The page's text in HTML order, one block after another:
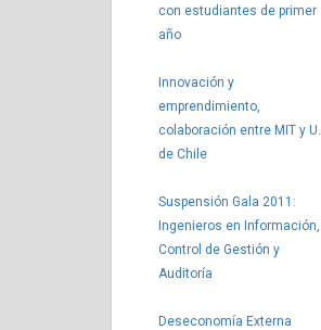
con estudiantes de primer
año
Innovación y
emprendimiento,
colaboración entre MIT y U.
de Chile
Suspensión Gala 2011:
Ingenieros en Información,
Control de Gestión y
Auditoría
Deseconomía Externa